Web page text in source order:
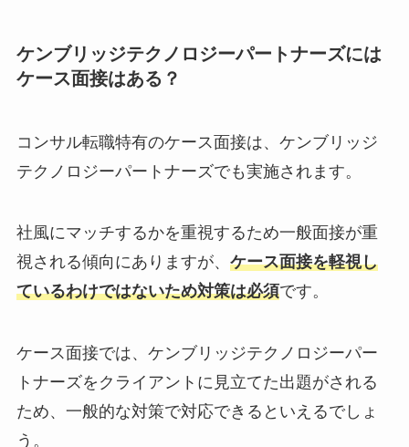
ケンブリッジテクノロジーパートナーズには
ケース面接はある？
コンサル転職特有のケース面接は、ケンブリッジ
テクノロジーパートナーズでも実施されます。
社風にマッチするかを重視するため一般面接が重
視される傾向にありますが、 ケース面接を軽視し
ているわけではないため対策は必須です。
ケース面接では、ケンブリッジテクノロジーパー
トナーズをクライアントに見立てた出題がされる
ため、一般的な対策で対応できるといえるでしょ
う。